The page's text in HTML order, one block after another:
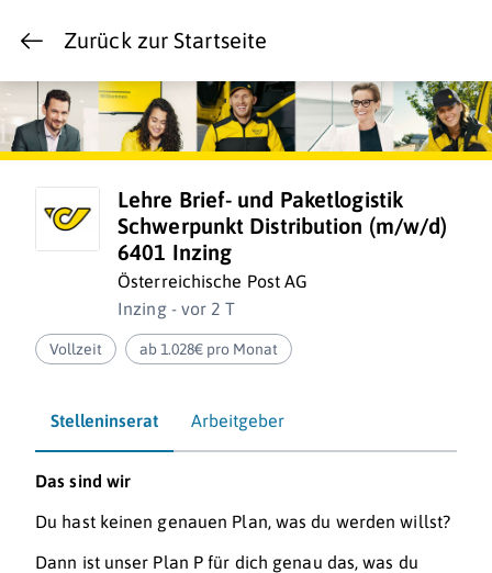
Zurück zur Startseite
Lehre Brief- und Paketlogistik
Schwerpunkt Distribution (m/w/d)
6401 Inzing
Österreichische Post AG
Inzing - vor 2 T
Vollzeit ab 1.028€ pro Monat
Stelleninserat Arbeitgeber
Das sind wir
Du hast keinen genauen Plan, was du werden willst?
Dann ist unser Plan P für dich genau das, was du